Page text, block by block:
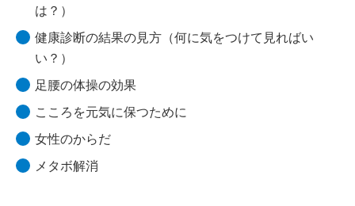
は？）
健康診断の結果の見方（何に気をつけて見ればい
い？）
足腰の体操の効果
こころを元気に保つために
女性のからだ
メタボ解消